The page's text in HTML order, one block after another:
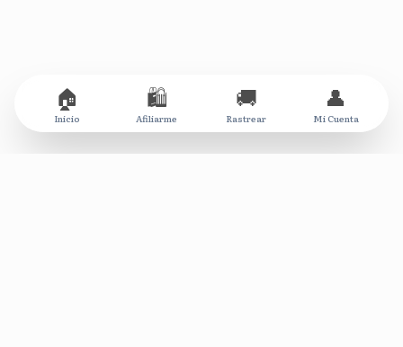
🏠
Inicio
🛍️
Afiliarme
🚚
Rastrear
👤
Mi Cuenta